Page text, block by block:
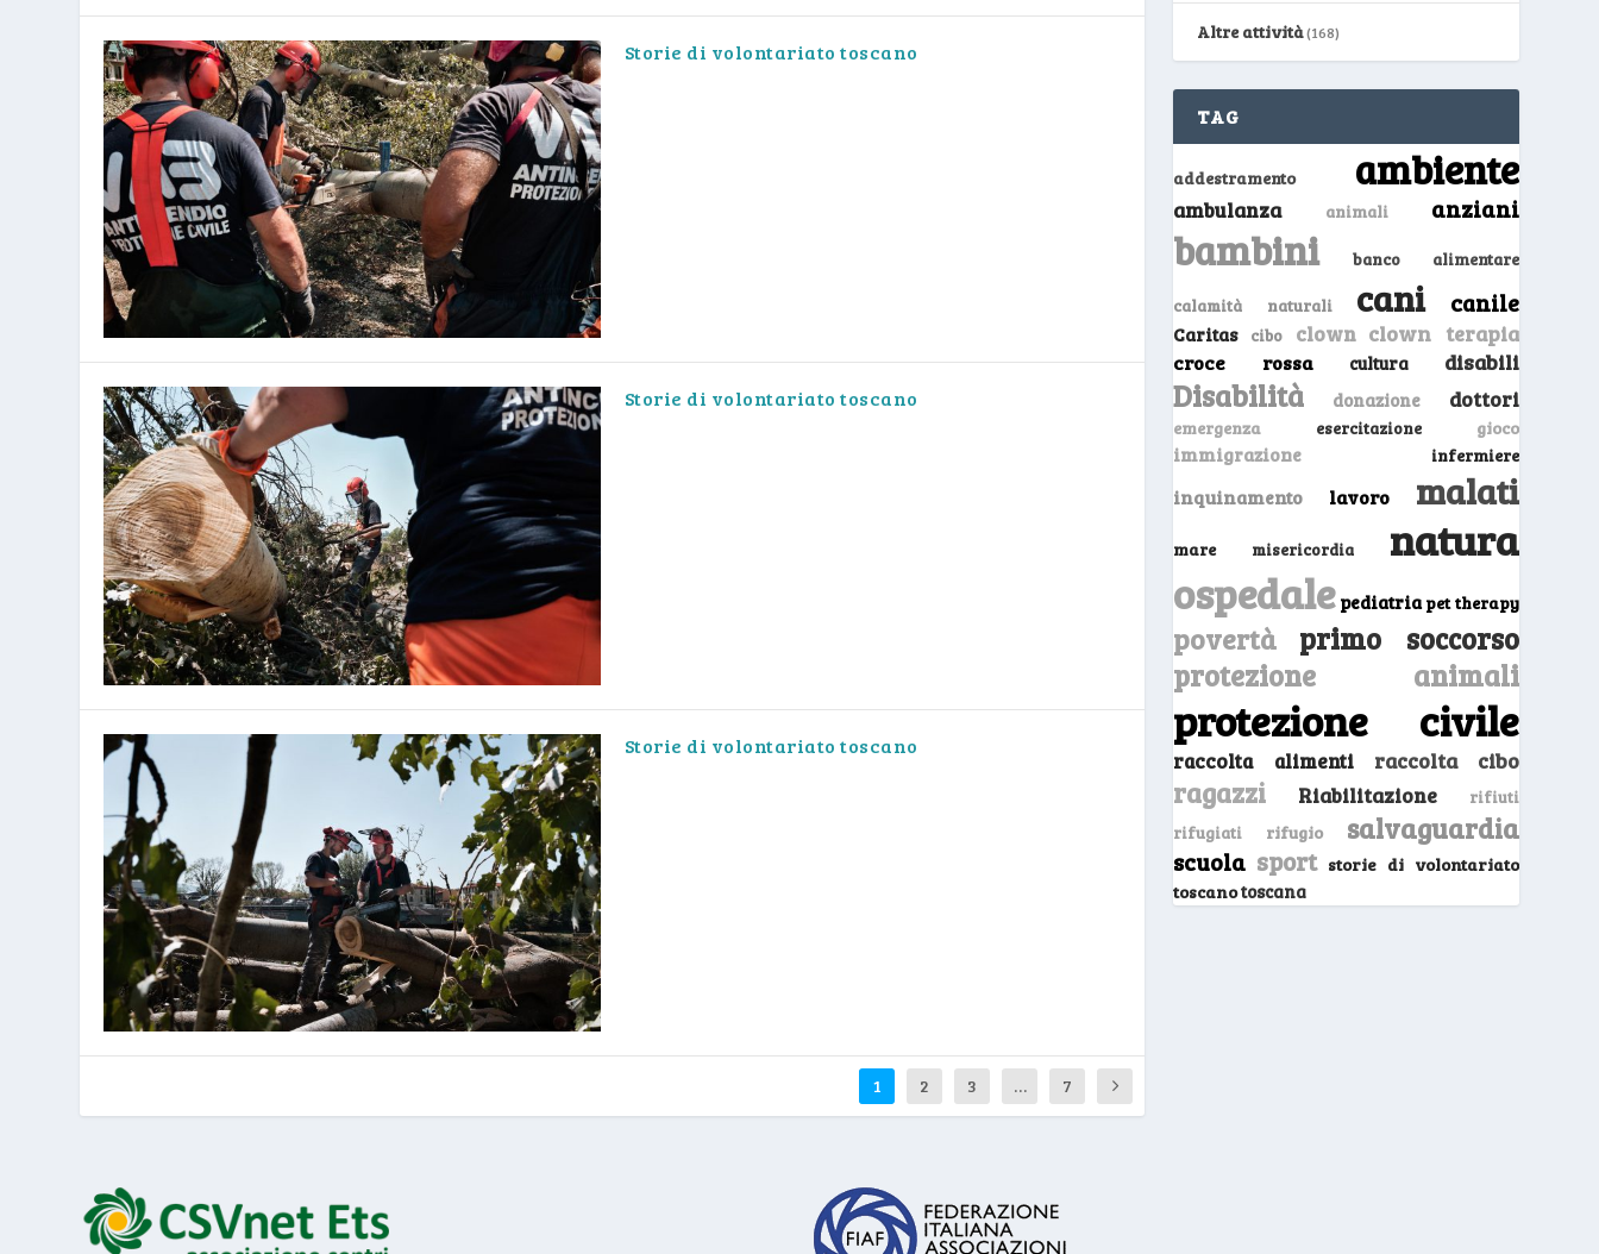
Storie di volontariato toscano
Storie di volontariato toscano
Storie di volontariato toscano
1 2 3 … 7
Altre attività(168)
TAG
addestramento ambiente
ambulanza animali anziani
bambini banco alimentare
calamità naturali cani canile
Caritas cibo clown clown terapia
croce rossa cultura disabili
Disabilità donazione dottori
emergenza esercitazione gioco
immigrazione infermiere
inquinamento lavoro malati
mare misericordia natura
ospedale pediatria pet therapy
povertà
primo soccorso
protezione animali
protezione civile
raccolta alimenti raccolta cibo
ragazzi Riabilitazione
rifiuti
rifugiati
rifugio salvaguardia
scuola sport storie di volontariato
toscanotoscana